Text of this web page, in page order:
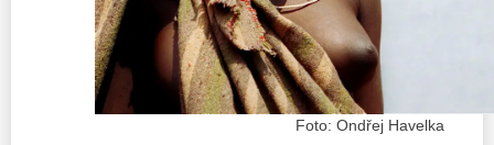
Foto: Ondřej Havelka